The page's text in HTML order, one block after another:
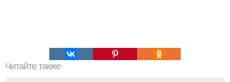
Читайте также